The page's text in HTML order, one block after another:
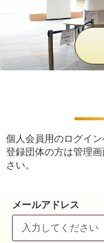
個人会員用のログイン
登録団体の方は管理
さい。
メールアドレス